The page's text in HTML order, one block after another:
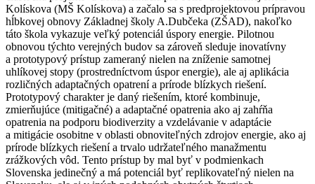
Kolískova (MŠ Kolískova) a začalo sa s predprojektovou prípravou
hĺbkovej obnovy Základnej školy A.Dubčeka (ZŠAD), nakoľko
táto škola vykazuje veľký potenciál úspory energie. Pilotnou
obnovou týchto verejných budov sa zároveň sleduje inovatívny
a prototypový prístup zameraný nielen na zníženie samotnej
uhlíkovej stopy (prostredníctvom úspor energie), ale aj aplikácia
rozličných adaptačných opatrení a prírode blízkych riešení.
Prototypový charakter je daný riešením, ktoré kombinuje,
zmierňujúce (mitigačné) a adaptačné opatrenia ako aj zahŕňa
opatrenia na podporu biodiverzity a vzdelávanie v adaptácie
a mitigácie osobitne v oblasti obnoviteľných zdrojov energie, ako aj
prírode blízkych riešení a trvalo udržateľného manažmentu
zrážkových vôd. Tento prístup by mal byť v podmienkach
Slovenska jedinečný a má potenciál byť replikovateľný nielen na